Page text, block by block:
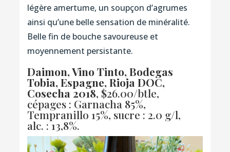
légère amertume, un soupçon d’agrumes
ainsi qu’une belle sensation de minéralité.
Belle fin de bouche savoureuse et
moyennement persistante.
Daimon, Vino Tinto, Bodegas
Tobia, Espagne, Rioja DOC,
Cosecha 2018, $26.00/btle,
cépages : Garnacha 85%,
Tempranillo 15%, sucre : 2.0 g/l,
alc. : 13,8%.